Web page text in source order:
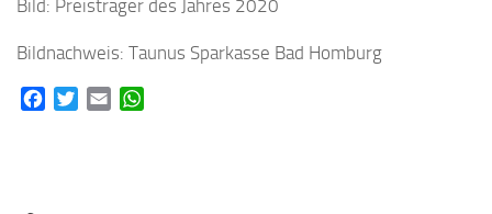
Bild: Preisträger des Jahres 2020
Bildnachweis: Taunus Sparkasse Bad Homburg
FacebookTwitterEmail